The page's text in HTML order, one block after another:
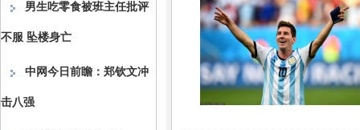
男生吃零食被班主任批评
不服 坠楼身亡
中网今日前瞻：郑钦文冲
击八强